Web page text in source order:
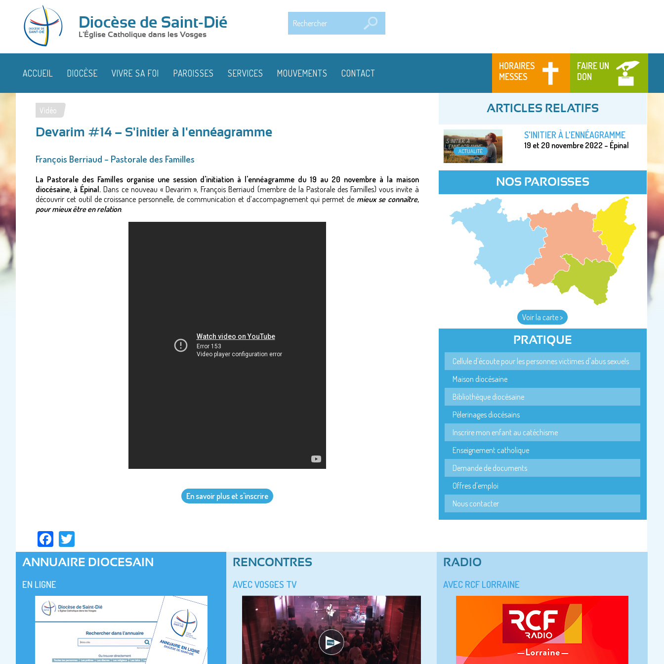
Diocèse de Saint-Dié
L'Église Catholique dans les Vosges
HORAIRES
MESSES
FAIRE UN
DON
ACCUEIL DIOCÈSE VIVRE SA FOI PAROISSES SERVICES MOUVEMENTS CONTACT
Vous
êtes
ici
Vidéo
Devarim #14 – S'initier à l'ennéagramme
François Berriaud – Pastorale des Familles
La Pastorale des Familles organise une session d'initiation à l'ennéagramme du 19 au 20 novembre à la maison
diocésaine, à Épinal.Dans ce nouveau « Devarim », François Berriaud (membre de la Pastorale des Familles) vous invite à
découvrir cet outil de croissance personnelle, de communication et d’accompagnement qui permet de mieux se connaître,
pour mieux être en relation.
En savoir plus et s'inscrire
Facebook
ARTICLES RELATIFS
ACTUALITÉ
S'INITIER À L'ENNÉAGRAMME
19 et 20 novembre 2022 – Épinal
NOS PAROISSES
Voir la carte >
PRATIQUE
Cellule d'écoute pour les personnes victimes d'abus sexuels
Maison diocésaine
Bibliothèque diocésaine
Pèlerinages diocésains
Inscrire mon enfant au catéchisme
Enseignement catholique
Demande de documents
Offres d'emploi
Nous contacter
ANNUAIRE DIOCESAIN
EN LIGNE
RENCONTRES
AVEC VOSGES TV
RADIO
AVEC RCF LORRAINE